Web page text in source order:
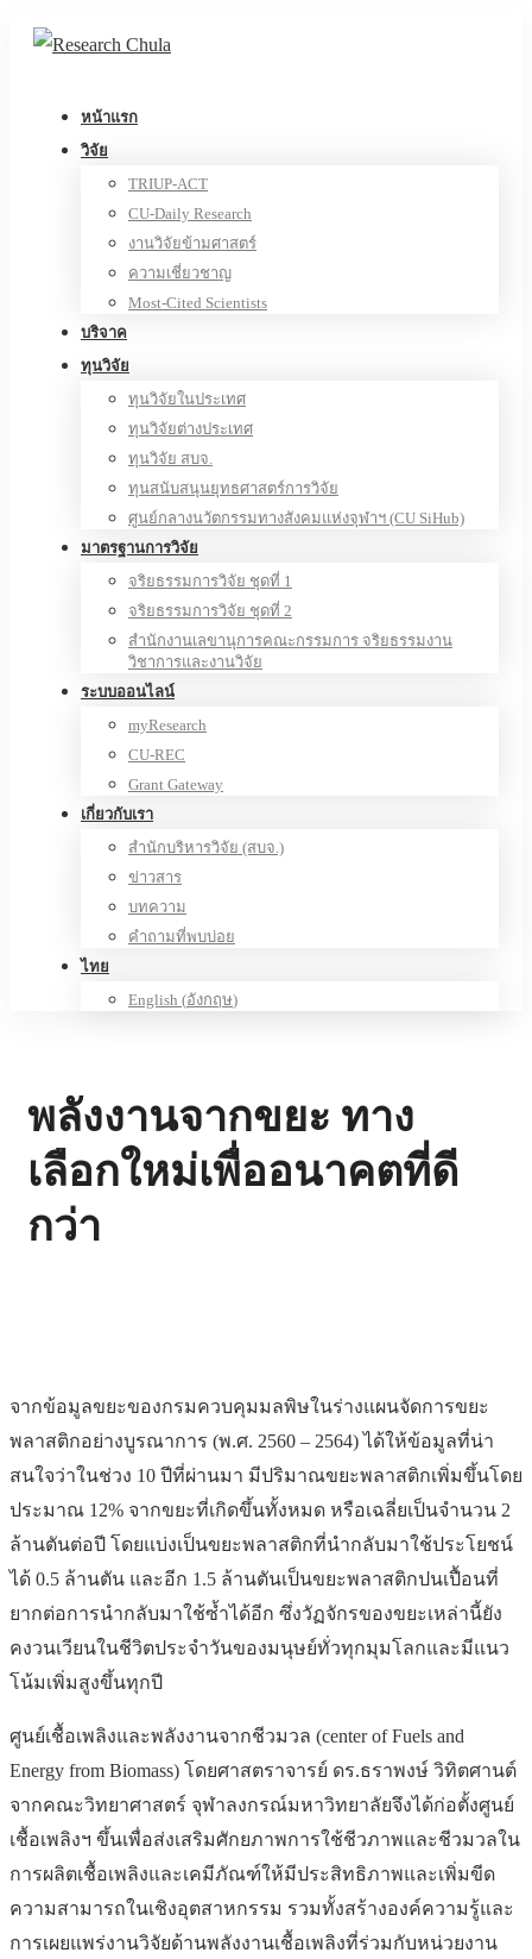
หน้าแรก
วิจัย
TRIUP-ACT
CU-Daily Research
งานวิจัยข้ามศาสตร์
ความเชี่ยวชาญ
Most-Cited Scientists
บริจาค
ทุนวิจัย
ทุนวิจัยในประเทศ
ทุนวิจัยต่างประเทศ
ทุนวิจัย สบจ.
ทุนสนับสนุนยุทธศาสตร์การวิจัย
ศูนย์กลางนวัตกรรมทางสังคมแห่งจุฬาฯ (CU SiHub)
มาตรฐานการวิจัย
จริยธรรมการวิจัย ชุดที่ 1
จริยธรรมการวิจัย ชุดที่ 2
สำนักงานเลขานุการคณะกรรมการ จริยธรรมงาน
วิชาการและงานวิจัย
ระบบออนไลน์
myResearch
CU-REC
Grant Gateway
เกี่ยวกับเรา
สำนักบริหารวิจัย (สบจ.)
ข่าวสาร
บทความ
คำถามที่พบบ่อย
ไทย
English (อังกฤษ)
พลังงานจากขยะ ทาง
เลือกใหม่เพื่ออนาคตที่ดี
กว่า
จากข้อมูลขยะของกรมควบคุมมลพิษในร่างแผนจัดการขยะ
พลาสติกอย่างบูรณาการ (พ.ศ. 2560 – 2564) ได้ให้ข้อมูลที่น่า
สนใจว่าในช่วง 10 ปีที่ผ่านมา มีปริมาณขยะพลาสติกเพิ่มขึ้นโดย
ประมาณ 12% จากขยะที่เกิดขึ้นทั้งหมด หรือเฉลี่ยเป็นจำนวน 2
ล้านตันต่อปี โดยแบ่งเป็นขยะพลาสติกที่นำกลับมาใช้ประโยชน์
ได้ 0.5 ล้านตัน และอีก 1.5 ล้านตันเป็นขยะพลาสติกปนเปื้อนที่
ยากต่อการนำกลับมาใช้ซ้ำได้อีก ซึ่งวัฏจักรของขยะเหล่านี้ยัง
คงวนเวียนในชีวิตประจำวันของมนุษย์ทั่วทุกมุมโลกและมีแนว
โน้มเพิ่มสูงขึ้นทุกปี
ศูนย์เชื้อเพลิงและพลังงานจากชีวมวล (center of Fuels and
Energy from Biomass) โดยศาสตราจารย์ ดร.ธราพงษ์ วิทิตศานต์
จากคณะวิทยาศาสตร์ จุฬาลงกรณ์มหาวิทยาลัยจึงได้ก่อตั้งศูนย์
เชื้อเพลิงฯ ขึ้นเพื่อส่งเสริมศักยภาพการใช้ชีวภาพและชีวมวลใน
การผลิตเชื้อเพลิงและเคมีภัณฑ์ให้มีประสิทธิภาพและเพิ่มขีด
ความสามารถในเชิงอุตสาหกรรม รวมทั้งสร้างองค์ความรู้และ
การเผยแพร่งานวิจัยด้านพลังงานเชื้อเพลิงที่ร่วมกับหน่วยงาน